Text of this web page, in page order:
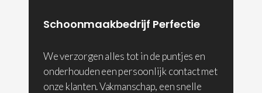
Schoonmaakbedrijf Perfectie
We verzorgen alles tot in de puntjes en
onderhouden een persoonlijk contact met
onze klanten. Vakmanschap, een snelle